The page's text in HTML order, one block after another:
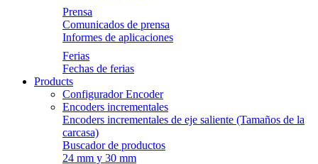
Prensa
Comunicados de prensa
Informes de aplicaciones
Ferias
Fechas de ferias
Products
Configurador Encoder
Encoders incrementales
Encoders incrementales de eje saliente (Tamaños de la
carcasa)
Buscador de productos
24 mm y 30 mm